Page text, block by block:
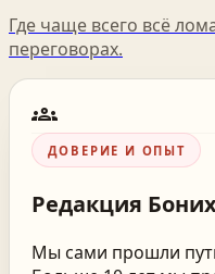
Где чаще всего всё
переговорах.
groups
ДОВЕРИЕ И ОПЫТ
Редакция
Мы сами прошли